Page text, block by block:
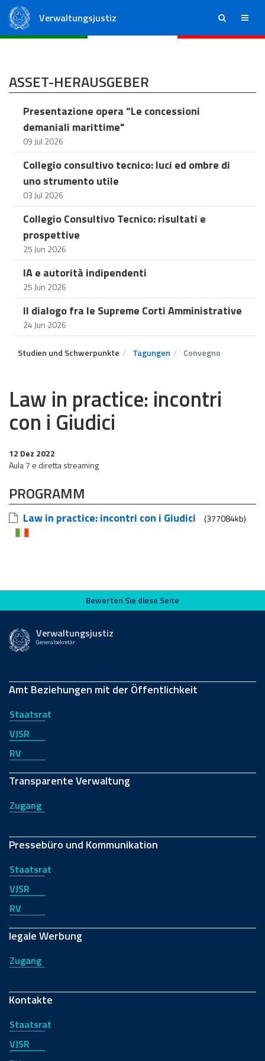
Verwaltungsjustiz ricerca menu
ASSET-HERAUSGEBER
Presentazione opera “Le concessioni
demaniali marittime"
09 Jul 2026
Collegio consultivo tecnico: luci ed ombre di
uno strumento utile
03 Jul 2026
Collegio Consultivo Tecnico: risultati e
prospettive
25 Jun 2026
IA e autorità indipendenti
25 Jun 2026
Il dialogo fra le Supreme Corti Amministrative
24 Jun 2026
Studien und Schwerpunkte Tagungen Convegno
Law in practice: incontri
con i Giudici
12 Dez 2022
Aula 7 e diretta streaming
PROGRAMM
Law in practice: incontri con i Giudici (377084kb)
Bewerten Sie diese Seite
Bewerten Sie diese Seite
Verwaltungsjustiz
Generalsekretär
Amt Beziehungen mit der Öffentlichkeit
Staatsrat
VJSR
RV
Transparente Verwaltung
Zugang
Pressebüro und Kommunikation
Staatsrat
VJSR
RV
legale Werbung
Zugang
Kontakte
Staatsrat
VJSR